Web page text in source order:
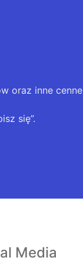
oraz inne cenne
się”.
Media